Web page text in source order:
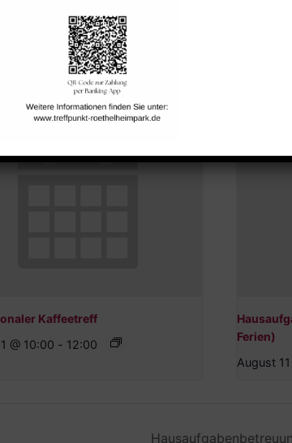
Kaffeetreff
@ 10:00 - 12:00
Ferien)
August